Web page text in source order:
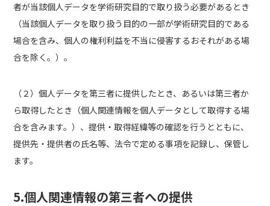
者が当該個人データを学術研究目的で取り扱う必要があるとき
（当該個人データを取り扱う目的の一部が学術研究目的である
場合を含み、個人の権利利益を不当に侵害するおそれがある場
合を除く。）。
（２）個人データを第三者に提供したとき、あるいは第三者か
ら取得したとき（個人関連情報を個人データとして取得する場
合を含みます。）、提供・取得経緯等の確認を行うとともに、
提供先・提供者の氏名等、法令で定める事項を記録し、保管し
ます。
5.個人関連情報の第三者への提供